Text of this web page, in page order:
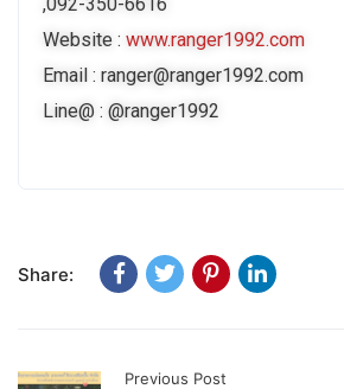
Website : www.ranger1992.com
Email : ranger@ranger1992.com
Line@ : @ranger1992
Share:
Previous Post